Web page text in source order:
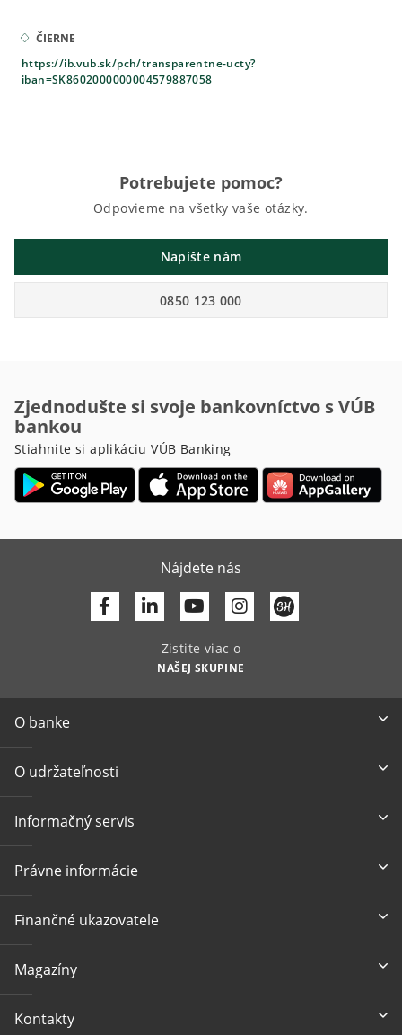
ČIERNE
https://ib.vub.sk/pch/transparentne-ucty?
iban=SK8602000000004579887058
Potrebujete pomoc?
Odpovieme na všetky vaše otázky.
Napíšte nám
0850 123 000
Zjednodušte si svoje bankovníctvo s VÚB
bankou
Stiahnite si aplikáciu VÚB Banking
Nájdete nás
Facebook
LinkedinYoutube
Zistite viac o
NAŠEJ SKUPINE
O banke
O udržateľnosti
Informačný servis
Právne informácie
Finančné ukazovatele
Magazíny
Kontakty